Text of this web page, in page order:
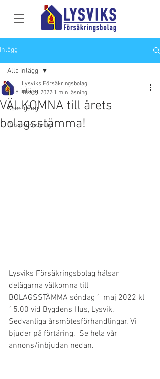
Inlägg
Alla inlägg
Kom igång
Din community
Alla inlägg
VÄLKOMNA till årets
bolagsstämma!
Lysviks Försäkringsbolag
18 apr. 2022 1 min läsning
Lysviks Försäkringsbolag hälsar
delägarna välkomna till
BOLAGSSTÄMMA söndag 1 maj 2022 kl
15.00 vid Bygdens Hus, Lysvik.
Sedvanliga årsmötesförhandlingar. Vi
bjuder på förtäring.  Se hela vår
annons/inbjudan nedan.